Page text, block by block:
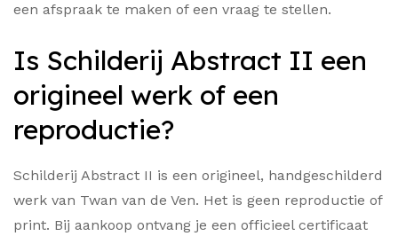
een afspraak te maken of een vraag te stellen.
Is Schilderij Abstract II een
origineel werk of een
reproductie?
Schilderij Abstract II is een origineel, handgeschilderd
werk van Twan van de Ven. Het is geen reproductie of
print. Bij aankoop ontvang je een officieel certificaat